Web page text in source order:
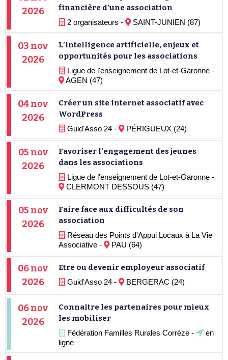
2026
financière d’une association
2 organisateurs - SAINT-JUNIEN (87)
03 nov
2026
L’intelligence artificielle, enjeux et
opportunités pour les associations
Ligue de l'enseignement de Lot-et-Garonne -
AGEN (47)
04 nov
2026
Créer un site internet associatif avec
WordPress
Guid'Asso 24 - PÉRIGUEUX (24)
05 nov
2026
Favoriser l’engagement des jeunes
dans les associations
Ligue de l'enseignement de Lot-et-Garonne -
CLERMONT DESSOUS (47)
05 nov
2026
Faire face aux difficultés de son
association
Réseau des Points d'Appui Locaux à La Vie
Associative -
PAU (64)
06 nov
2026
Etre ou devenir employeur associatif
Guid'Asso 24 - BERGERAC (24)
06 nov
2026
Connaitre les partenaires pour mieux
les mobiliser
Fédération Familles Rurales Corrèze -
en
ligne